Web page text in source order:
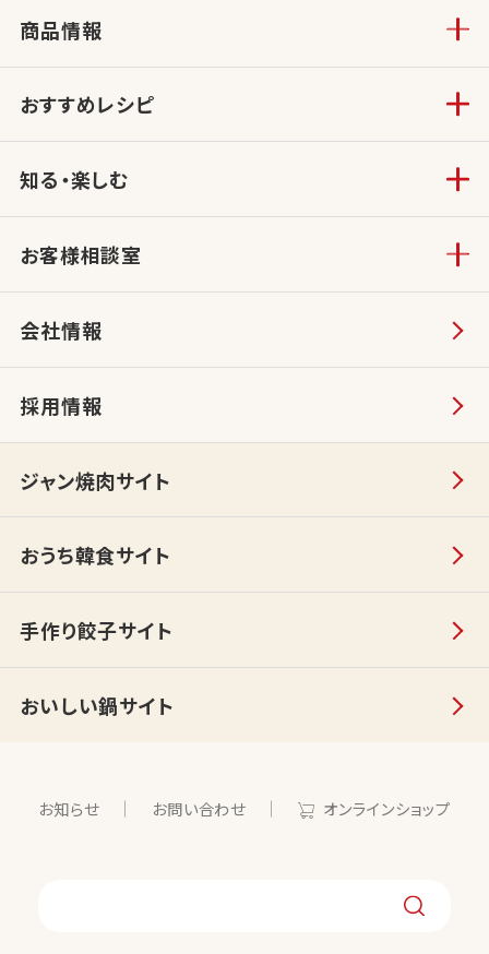
商品情報
おすすめレシピ
知る・楽しむ
お客様相談室
会社情報
採用情報
ジャン焼肉サイト
おうち韓食サイト
手作り餃子サイト
おいしい鍋サイト
お知らせ お問い合わせ オンラインショップ